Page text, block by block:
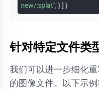
new/:splat", }] }
针对特定文件类
我们可以进一步细化
的图像文件。以下示